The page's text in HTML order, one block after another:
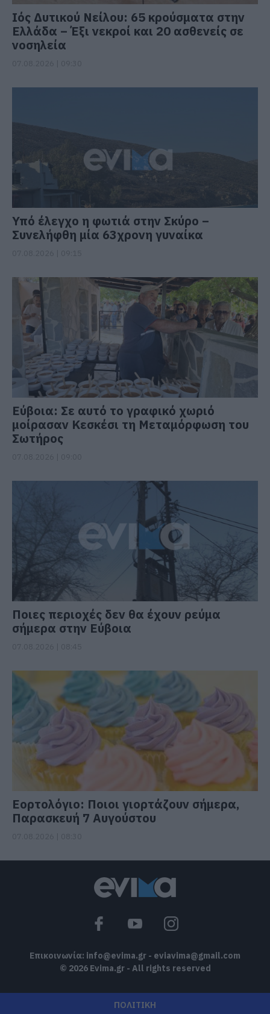
Ιός Δυτικού Νείλου: 65 κρούσματα στην
Ελλάδα – Έξι νεκροί και 20 ασθενείς σε
νοσηλεία
Υπό έλεγχο η φωτιά στην Σκύρο –
Συνελήφθη μία 63χρονη γυναίκα
Εύβοια: Σε αυτό το γραφικό χωριό
μοίρασαν Κεσκέσι τη Μεταμόρφωση του
Σωτήρος
Ποιες περιοχές δεν θα έχουν ρεύμα
σήμερα στην Εύβοια
Εορτολόγιο: Ποιοι γιορτάζουν σήμερα,
Παρασκευή 7 Αυγούστου
Επικοινωνία: info@evima.gr - eviavima@gmail.com
© 2026 Evima.gr - All rights reserved
ΠΟΛΙΤΙΚΗ